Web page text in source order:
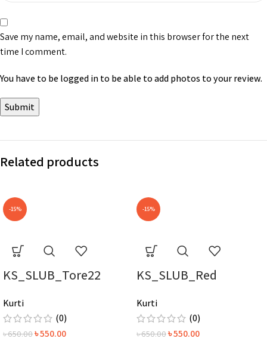
Save my name, email, and website in this browser for the next
time I comment.
You have to be logged in to be able to add photos to your review.
Related products
-15%
KS_SLUB_Tore22
Kurti
(0)
৳650.00৳550.00
-15%
KS_SLUB_Red
Kurti
(0)
৳650.00৳550.00